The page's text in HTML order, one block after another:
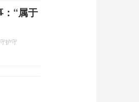
“属于
护守